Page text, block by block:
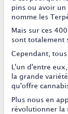
pins ou avoir un
nomme les
Mais sur ces
sont totalement
Cependant,
L'un d'entre
la grande
qu'offre
Plus nous en
révolutionner la